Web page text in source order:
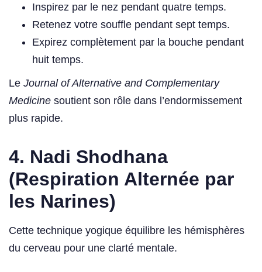
Inspirez par le nez pendant quatre temps.
Retenez votre souffle pendant sept temps.
Expirez complètement par la bouche pendant
huit temps.
Le Journal of Alternative and Complementary
Medicine soutient son rôle dans l’endormissement
plus rapide.
4. Nadi Shodhana
(Respiration Alternée par
les Narines)
Cette technique yogique équilibre les hémisphères
du cerveau pour une clarté mentale.